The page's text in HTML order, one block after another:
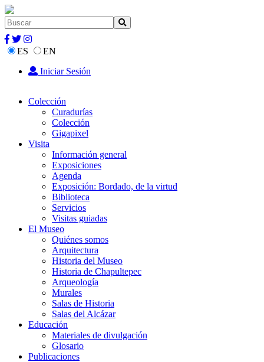
ES
EN
Iniciar Sesión
Colección
Curadurías
Colección
Gigapixel
Visita
Información general
Exposiciones
Agenda
Exposición: Bordado, de la virtud
Biblioteca
Servicios
Visitas guiadas
El Museo
Quiénes somos
Arquitectura
Historia del Museo
Historia de Chapultepec
Arqueología
Murales
Salas de Historia
Salas del Alcázar
Educación
Materiales de divulgación
Glosario
Publicaciones